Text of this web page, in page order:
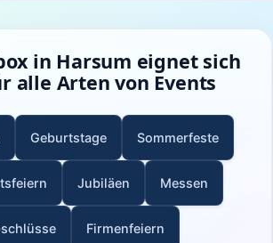
in Harsum eignet sich
alle Arten von Events
Geburtstage Sommerfeste
Jubiläen Messen
Firmenfeiern